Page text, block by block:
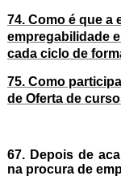
74. Como é que a
empregabilidade
cada ciclo de
75. Como
de Oferta de
67. Depois de
na procura de